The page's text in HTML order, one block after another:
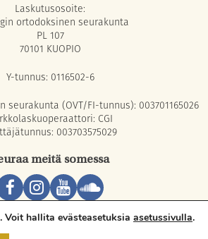
Laskutusosoite:
ortodoksinen seurakunta
PL 107
70101 KUOPIO
Y-tunnus: 0116502-6
seurakunta (OVT/FI-tunnus): 003701165026
CGI
003703575029
meitä somessa
Parish of Helsinki. All rights reserved.
Voit hallita evästeasetuksia asetussivulla.